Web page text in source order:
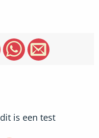
dit is een test